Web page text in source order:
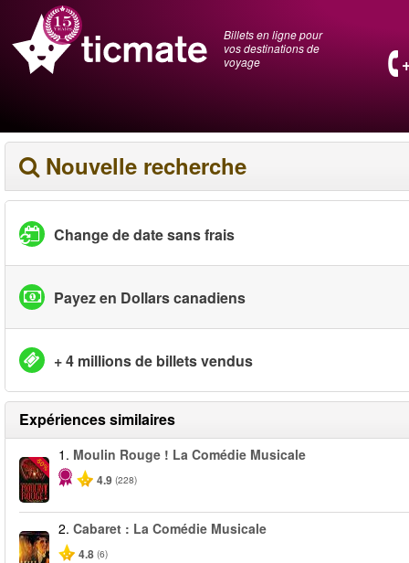
Billets en ligne pour
vos destinations de
voyage
Nouvelle recherche
Change de date sans frais
Payez en Dollars canadiens
+ 4 millions de billets vendus
Expériences similaires
-50%
1. Moulin Rouge ! La Comédie Musicale
4.9 (228)
2. Cabaret : La Comédie Musicale
4.8 (6)